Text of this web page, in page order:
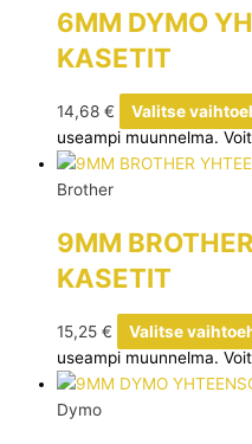
6MM DYMO
KASETIT
14,68 € Valitse
useampi muunnelma.
Brother
9MM
KASETIT
15,25 € Valitse
useampi muunnelma.
Dymo